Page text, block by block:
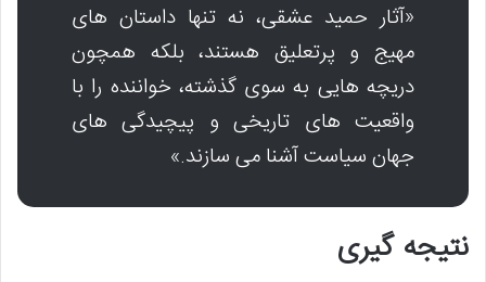
«آثار حمید عشقی، نه تنها داستان های
مهیج و پرتعلیق هستند، بلکه همچون
دریچه هایی به سوی گذشته، خواننده را با
واقعیت های تاریخی و پیچیدگی های
جهان سیاست آشنا می سازند.»
نتیجه گیری